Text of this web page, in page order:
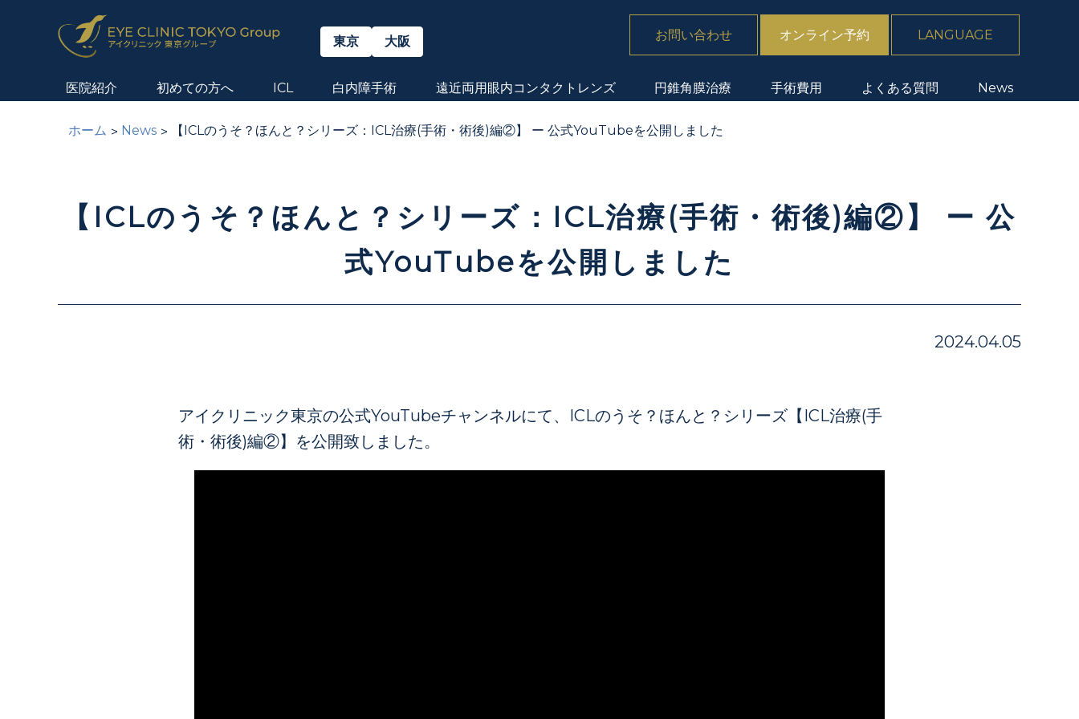
東京 大阪 お問い合わせ オンライン予約 LANGUAGE
医院紹介 初めての方へ ICL 白内障手術 遠近両用眼内コンタクトレンズ 円錐角膜治療 手術費用 よくある質問 News
ホーム News 【ICLのうそ？ほんと？シリーズ：ICL治療(手術・術後)編②】 ー 公式YouTubeを公開しました
【ICLのうそ？ほんと？シリーズ：ICL治療(手術・術後)編②】 ー 公
式YouTubeを公開しました
2024.04.05
アイクリニック東京の公式YouTubeチャンネルにて、ICLのうそ？ほんと？シリーズ【ICL治療(手
術・術後)編②】を公開致しました。